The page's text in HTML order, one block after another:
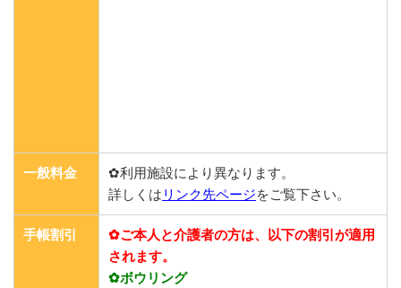
一般料金
✿利用施設により異なります。
詳しくは リンク先ページをご覧下さい。
手帳割引
✿ご本人と介護者の方は、以下の割引が適用
されます。
✿ボウリング